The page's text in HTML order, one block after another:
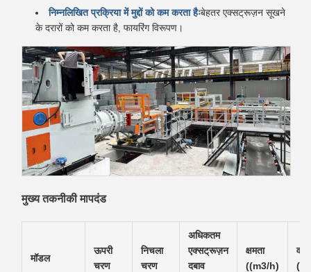
निम्नलिखित प्रक्रिया में मुद्दों को कम करता हैःबेहतर एक्सट्रूज़न सूखने
के दरारों को कम करता है, फायरिंग विरूपण।
मुख्य तकनीकी मापदंड
मॉडल
ऊपरी
चरण
निचला
चरण
अधिकतम
एक्सट्रूज़न
दबाव
क्षमता
((m3/h)
((t)